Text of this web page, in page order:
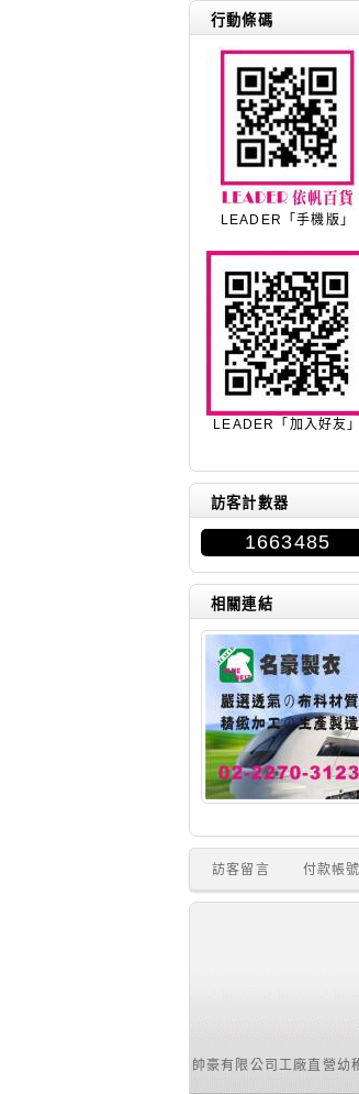
行動條碼
LEADER「手機版」
LEADER「加入好友」
訪客計數器
1663485
相關連結
訪客留言 付款帳號
帥豪有限公司工廠直營幼